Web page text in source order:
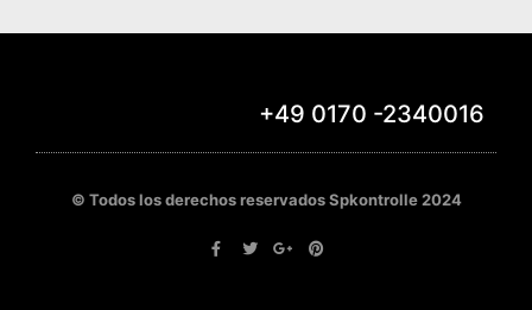
+49 0170 -2340016
© Todos los derechos reservados Spkontrolle 2024